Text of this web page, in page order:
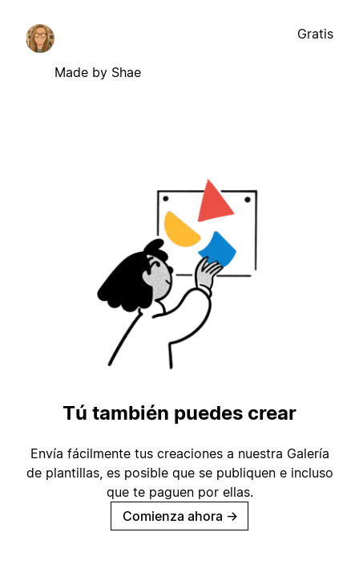
Made by Shae
Gratis
Tú también puedes crear
Envía fácilmente tus creaciones a nuestra Galería
de plantillas, es posible que se publiquen e incluso
que te paguen por ellas.
Comienza ahora →